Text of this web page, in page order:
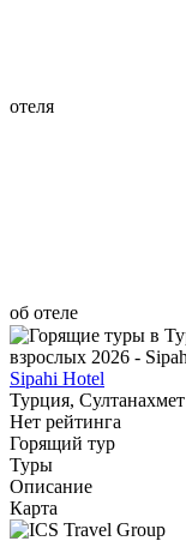
отеля
об отеле
Sipahi Hotel
Турция, Султанахмет
Нет рейтинга
Горящий тур
Туры
Описание
Карта